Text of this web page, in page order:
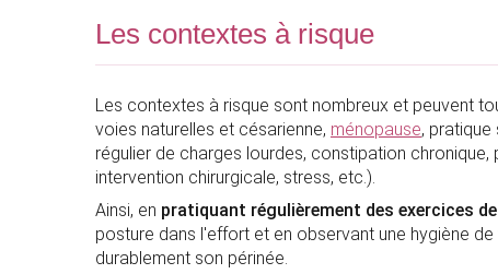
Les contextes à risque
Les contextes à risque sont nombreux et peuvent
voies naturelles et césarienne, ménopause,
régulier de charges lourdes, constipation
intervention chirurgicale, stress, etc.).
Ainsi, en pratiquant régulièrement des exercices
posture dans l'effort et en observant une hygiène
durablement son périnée.